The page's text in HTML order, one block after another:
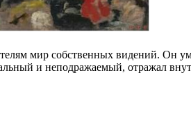
мир собственных видений. Он
и неподражаемый, отражал